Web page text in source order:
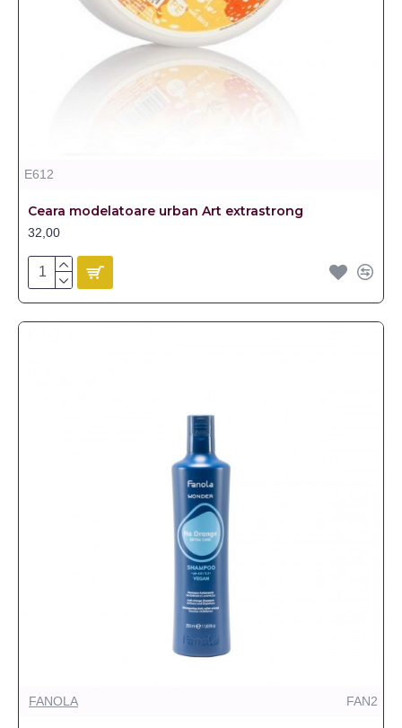
E612
Ceara modelatoare urban Art extrastrong
32,00
FANOLA FAN2